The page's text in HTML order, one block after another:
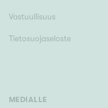
Vastuullisuus
Tietosuojaseloste
MEDIALLE